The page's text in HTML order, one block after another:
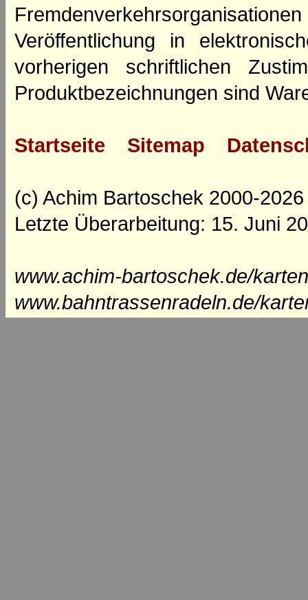
Veröffentlichung in
vorherigen schriftlichen
Produktbezeichnungen sind
Startseite Sitemap
(c) Achim Bartoschek 2000-2026
Letzte Überarbeitung: 15. Juni
www.achim-bartoschek.de/
www.bahntrassenradeln.de/